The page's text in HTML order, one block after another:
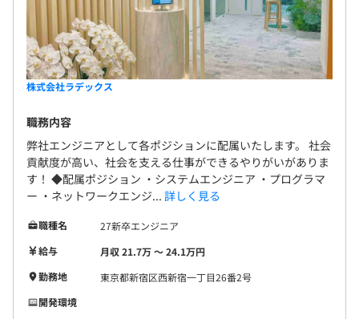
株式会社ラデックス
職務内容
弊社エンジニアとして各ポジションに配属いたします。 社会
貢献度が高い、社会を支える仕事ができるやりがいがありま
す！ ◆配属ポジション ・システムエンジニア ・プログラマ
ー ・ネットワークエンジ... 詳しく見る
職種名
27新卒エンジニア
給与
月収 21.7万 〜 24.1万円
勤務地
東京都新宿区西新宿一丁目26番2号
開発環境